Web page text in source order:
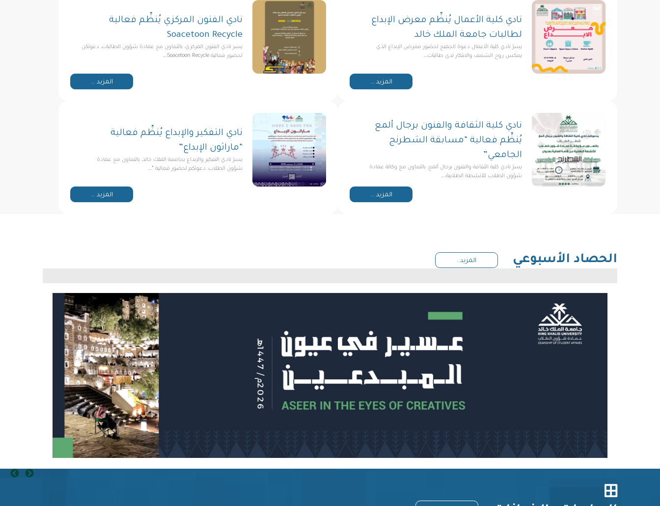
نادي كلية الأعمال يُنظِّم معرض الإبداع
لطالبات جامعة الملك خالد
يسرّ نادي كلية الأعمال دعوة الجميع لحضور معرض الإبداع الذي
يعكس روح الشغف والابتكار لدى طالبات…
المزيد ...
نادي الفنون المركزي يُنظِّم فعالية
Soacetoon Recycle
يسر نادي الفنون المركزي، بالتعاون مع عمادة شؤون الطالبات، دعوتكن
لحضور فعالية Soacetoon Recycle؛…
المزيد ...
نادي كلية الثقافة والفنون برجال ألمع
يُنظِّم فعالية “مسابقة الشطرنج
الجامعي”
يسرّ نادي كلية الثقافة والفنون برجال ألمع، بالتعاون مع وكالة عمادة
شؤون الطلاب للأنشطة الطلابية،…
المزيد ...
نادي التفكير والإبداع يُنظِّم فعالية
“ماراثون الإبداع”
يسرّ نادي التفكير والإبداع بجامعة الملك خالد، بالتعاون مع عمادة
شؤون الطلاب، دعوتكم لحضور فعالية “…
المزيد ...
الحصاد الأسبوعي المزيد..